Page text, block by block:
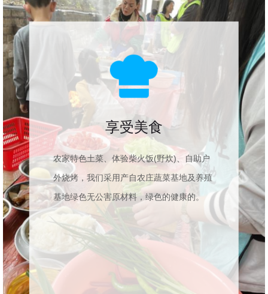
享受美食
农家特色土菜、体验柴火饭(野炊)、自助户
外烧烤，我们采用产自农庄蔬菜基地及养殖
基地绿色无公害原材料，绿色的健康的。